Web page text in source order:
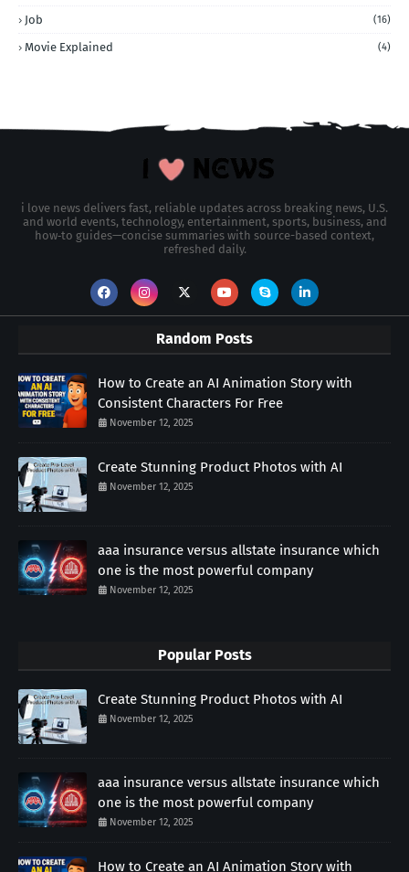
Job (16)
Movie Explained (4)
i love news delivers fast, reliable updates across breaking news, U.S.
and world events, technology, entertainment, sports, business, and
how‑to guides—concise summaries with source-based context,
refreshed daily.
Random Posts
How to Create an AI Animation Story with
Consistent Characters For Free
November 12, 2025
Create Stunning Product Photos with AI
November 12, 2025
aaa insurance versus allstate insurance which
one is the most powerful company
November 12, 2025
Popular Posts
Create Stunning Product Photos with AI
November 12, 2025
aaa insurance versus allstate insurance which
one is the most powerful company
November 12, 2025
How to Create an AI Animation Story with